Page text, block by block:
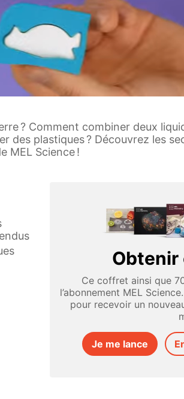
? Comment combiner deux
des plastiques ? Découvrez les
MEL Science !
Ce coffret ainsi que
l’abonnement MEL
pour recevoir un
Je me lance